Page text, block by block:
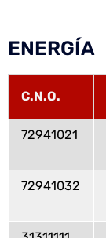
ENERGÍA
C.N.O.
72941021
72941032